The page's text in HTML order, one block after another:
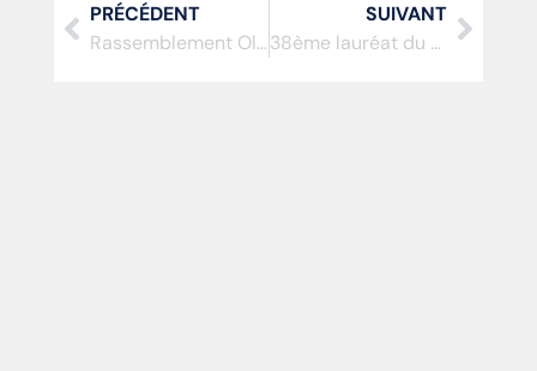
PRÉCÉDENT
Rassemblement Olympique
SUIVANT
38ème lauréat du trophée de l’espoir pour la ville de Meaux